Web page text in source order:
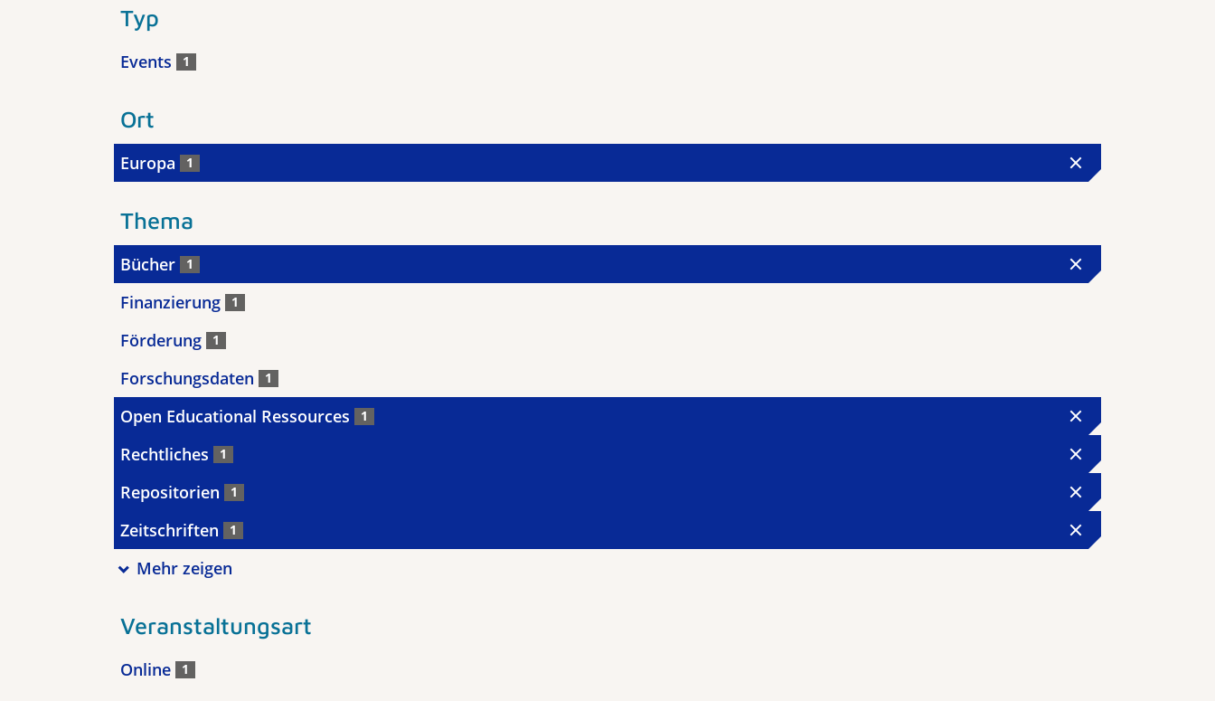
Typ
Events 1
Ort
Europa 1
Thema
Bücher 1
Finanzierung 1
Förderung 1
Forschungsdaten 1
Open Educational Ressources 1
Rechtliches 1
Repositorien 1
Zeitschriften 1
Mehr zeigen
Veranstaltungsart
Online 1